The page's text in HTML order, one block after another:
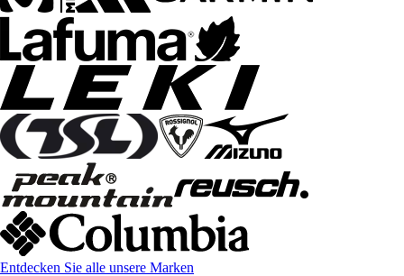
Entdecken Sie alle unsere Marken